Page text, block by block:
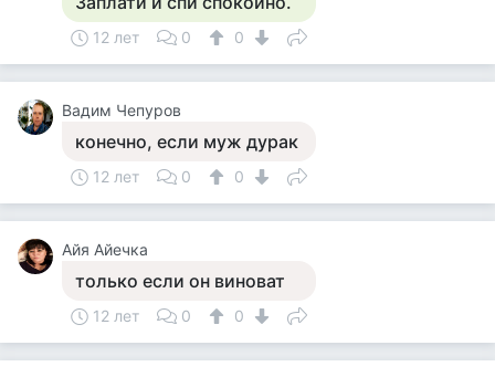
12 лет 0 0
Вадим Чепуров
конечно, если муж дурак
12 лет 0 0
Айя Айечка
только если он виноват
12 лет 0 0